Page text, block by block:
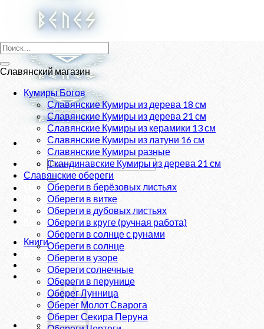
Искать:
О нас
Магазин
Новости
Контакты
Книги
Вход
Искать:
Славянский магазин
Кумиры Богов
Славянские Кумиры из дерева 18 см
Славянские Кумиры из дерева 21 см
Славянские Кумиры из керамики 13 см
Славянские Кумиры из латуни 16 см
Славянские Кумиры разные
Скандинавские Кумиры из дерева 21 см
Славянские обереги
Обереги в берёзовых листьях
Обереги в витке
Обереги в дубовых листьях
Обереги в круге (ручная работа)
Обереги в солнце с рунами
Обереги в солнце
Обереги в узоре
Обереги солнечные
Обереги в перунице
Оберег Лунница
Оберег Молот Сварога
Оберег Секира Перуна